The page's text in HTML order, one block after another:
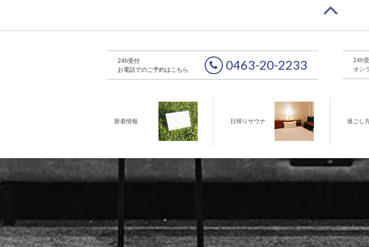
24h受付
お電話でのご予約はこちら
0463-20-2233
24h
オン
新着情報 日帰りサウナ 過ごし